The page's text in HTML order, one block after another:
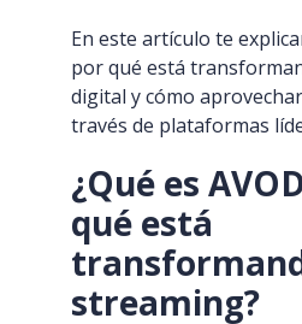
En este artículo te
por qué está
digital y cómo
través de plataformas
¿Qué es
qué está
streaming?